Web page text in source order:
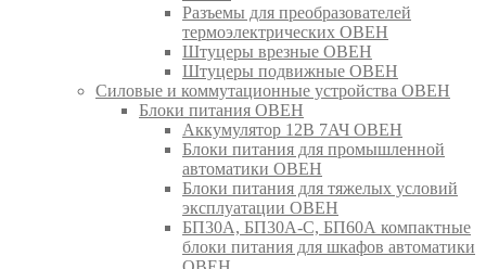
Разъемы для преобразователей
термоэлектрических ОВЕН
Штуцеры врезные ОВЕН
Штуцеры подвижные ОВЕН
Силовые и коммутационные устройства ОВЕН
Блоки питания ОВЕН
Аккумулятор 12В 7АЧ ОВЕН
Блоки питания для промышленной
автоматики ОВЕН
Блоки питания для тяжелых условий
эксплуатации ОВЕН
БП30А, БП30А-С, БП60А компактные
блоки питания для шкафов автоматики